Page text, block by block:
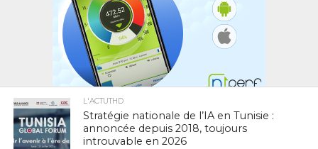
L'ACTUTHD
Stratégie nationale de l’IA en Tunisie :
annoncée depuis 2018, toujours
introuvable en 2026